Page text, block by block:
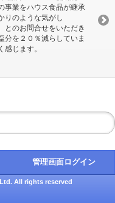
事業をハウス食品が継承
りのような気がし
とのお問合せをいただき
を２０％減らしていま
じます。
管理画面ログイン
All rights reserved